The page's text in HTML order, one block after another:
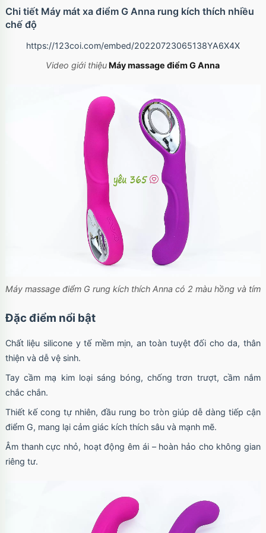
Chi tiết Máy mát xa điểm G Anna rung kích thích nhiều
chế độ
https://123coi.com/embed/20220723065138YA6X4X
Video giới thiệu Máy massage điểm G Anna
Máy massage điểm G rung kích thích Anna có 2 màu hồng và tím
Đặc điểm nổi bật
Chất liệu silicone y tế mềm mịn, an toàn tuyệt đối cho da, thân
thiện và dễ vệ sinh.
Tay cầm mạ kim loại sáng bóng, chống trơn trượt, cầm nắm
chắc chắn.
Thiết kế cong tự nhiên, đầu rung bo tròn giúp dễ dàng tiếp cận
điểm G, mang lại cảm giác kích thích sâu và mạnh mẽ.
Âm thanh cực nhỏ, hoạt động êm ái – hoàn hảo cho không gian
riêng tư.